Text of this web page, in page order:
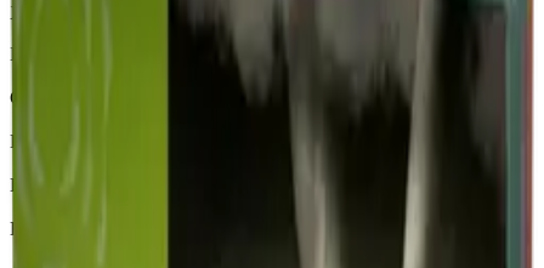
Характеристики
Бренд
Страна
Крепость
Капсула
Вкусы